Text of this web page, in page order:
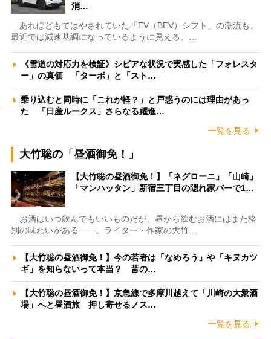
消…
あれほどもてはやされていた「EV（BEV）シフト」の潮流も、
最近では減速基調になっているように見える。…
《雪道の対応力を検証》シビアな状況で実感した「フォレスタ
ー」の真価 「ターボ」と「スト…
乗り込むと同時に「これが軽？」と戸惑うのには理由があっ
た 「日産ルークス」さらなる躍進…
一覧を見る
大竹聡の「昼酒御免！」
【大竹聡の昼酒御免！】「ネグローニ」「山崎」
「マンハッタン」新宿三丁目の隠れ家バーで1…
お酒はいつ飲んでもいいものだが、昼から飲むお酒にはまた格
別の味わいがある――。ライター・作家の大竹…
【大竹聡の昼酒御免！】今の若者は「なめろう」や「キヌカツ
ギ」を知らないって本当？ 昔の…
【大竹聡の昼酒御免！】京急線で多摩川越えて「川崎の大衆酒
場」へと昼酒旅 押し寄せるノス…
一覧を見る